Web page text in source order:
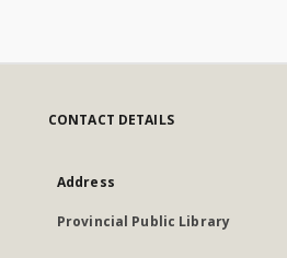
CONTACT DETAILS
Address
Provincial Public Library